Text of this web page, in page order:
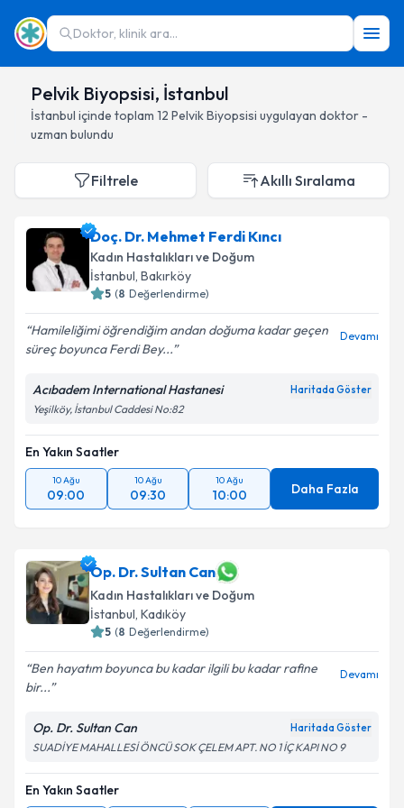
Doktor, klinik ara...
Pelvik Biyopsisi, İstanbul
İstanbul içinde toplam 12 Pelvik Biyopsisi uygulayan doktor -
uzman bulundu
Filtrele Akıllı Sıralama
Doç. Dr. Mehmet Ferdi Kıncı
Kadın Hastalıkları ve Doğum
İstanbul, Bakırköy
5 (8 Değerlendirme)
Hamileliğimi öğrendiğim andan doğuma kadar geçen
süreç boyunca Ferdi Bey...
Devamı
Acıbadem International Hastanesi Haritada Göster
Yeşilköy, İstanbul Caddesi No:82
En Yakın Saatler
10 Ağu
09:00
10 Ağu
09:30
10 Ağu
10:00 Daha Fazla
Op. Dr. Sultan Can
Kadın Hastalıkları ve Doğum
İstanbul, Kadıköy
5 (8 Değerlendirme)
Ben hayatım boyunca bu kadar ilgili bu kadar rafine
bir...
Devamı
Op. Dr. Sultan Can Haritada Göster
SUADİYE MAHALLESİ ÖNCÜ SOK ÇELEM APT. NO 1 İÇ KAPI NO 9
En Yakın Saatler